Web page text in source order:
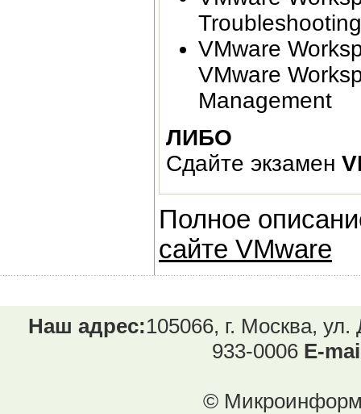
VMware
VMware
Management
ЛИБО
Сдайте экзамен
Полное
сайте VMware
Наш адрес:105066, г. Москва,
933-0006 E-
©